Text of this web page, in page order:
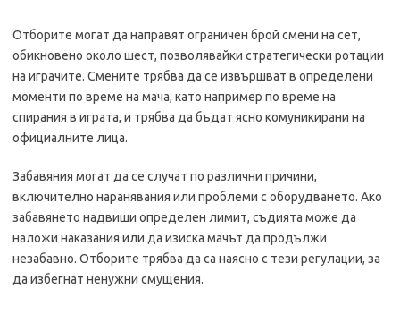
Отборите могат да направят ограничен брой смени на сет,
обикновено около шест, позволявайки стратегически ротации
на играчите. Смените трябва да се извършват в определени
моменти по време на мача, като например по време на
спирания в играта, и трябва да бъдат ясно комуникирани на
официалните лица.
Забавяния могат да се случат по различни причини,
включително наранявания или проблеми с оборудването. Ако
забавянето надвиши определен лимит, съдията може да
наложи наказания или да изиска мачът да продължи
незабавно. Отборите трябва да са наясно с тези регулации, за
да избегнат ненужни смущения.